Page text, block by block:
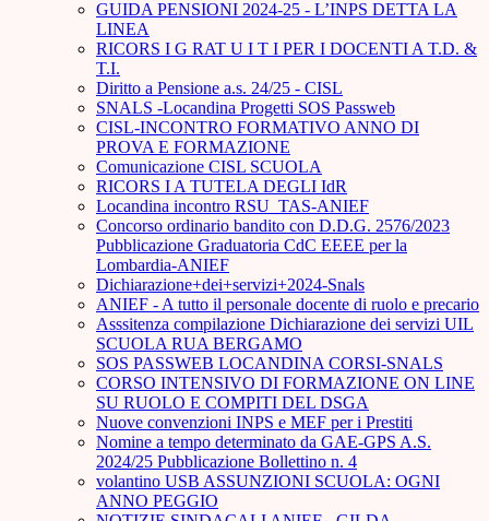
GUIDA PENSIONI 2024-25 - L’INPS DETTA LA
LINEA
RICORS I G RAT U I T I PER I DOCENTI A T.D. &
T.I.
Diritto a Pensione a.s. 24/25 - CISL
SNALS -Locandina Progetti SOS Passweb
CISL-INCONTRO FORMATIVO ANNO DI
PROVA E FORMAZIONE
Comunicazione CISL SCUOLA
RICORS I A TUTELA DEGLI IdR
Locandina incontro RSU_TAS-ANIEF
Concorso ordinario bandito con D.D.G. 2576/2023
Pubblicazione Graduatoria CdC EEEE per la
Lombardia-ANIEF
Dichiarazione+dei+servizi+2024-Snals
ANIEF - A tutto il personale docente di ruolo e precario
Asssitenza compilazione Dichiarazione dei servizi UIL
SCUOLA RUA BERGAMO
SOS PASSWEB LOCANDINA CORSI-SNALS
CORSO INTENSIVO DI FORMAZIONE ON LINE
SU RUOLO E COMPITI DEL DSGA
Nuove convenzioni INPS e MEF per i Prestiti
Nomine a tempo determinato da GAE-GPS A.S.
2024/25 Pubblicazione Bollettino n. 4
volantino USB ASSUNZIONI SCUOLA: OGNI
ANNO PEGGIO